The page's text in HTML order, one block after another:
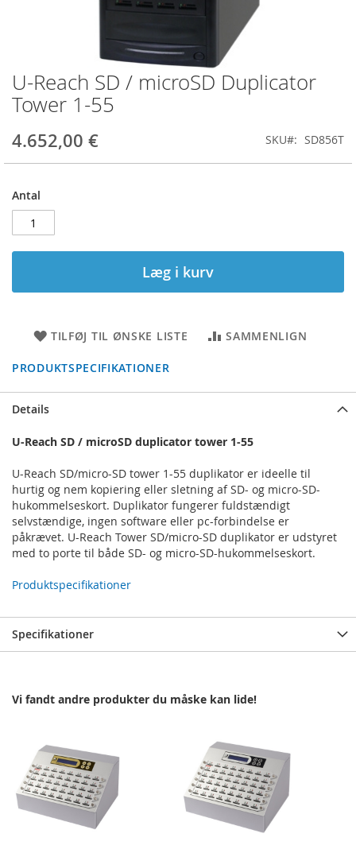
U-Reach SD / microSD Duplicator
Tower 1-55
4.652,00 € SKU SD856T
Antal
Læg i kurv
TILFØJ TIL ØNSKE LISTE SAMMENLIGN
PRODUKTSPECIFIKATIONER
Gå
til
starten
billedgalleriet
Details
U-Reach SD / microSD duplicator tower 1-55
U-Reach SD/micro-SD tower 1-55 duplikator er ideelle til
hurtig og nem kopiering eller sletning af SD- og micro-SD-
hukommelseskort. Duplikator fungerer fuldstændigt
selvstændige, ingen software eller pc-forbindelse er
påkrævet. U-Reach Tower SD/micro-SD duplikator er udstyret
med to porte til både SD- og micro-SD-hukommelseskort.
Produktspecifikationer
Specifikationer
Vi fandt andre produkter du måske kan lide!